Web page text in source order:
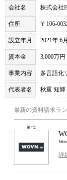
会社名 株式会社
住所 〒106-
設立年月 2021年 6月
資本金 3,000万円
事業内容 多言語化
代表者名 秋重 知輝
最新の資料請求ラ
第1位
詳